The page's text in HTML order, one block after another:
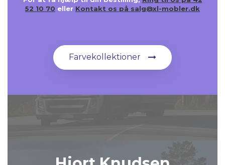
52 10 70 eller Kontakt os på salg@xl-mobler.dk
Farvekollektioner